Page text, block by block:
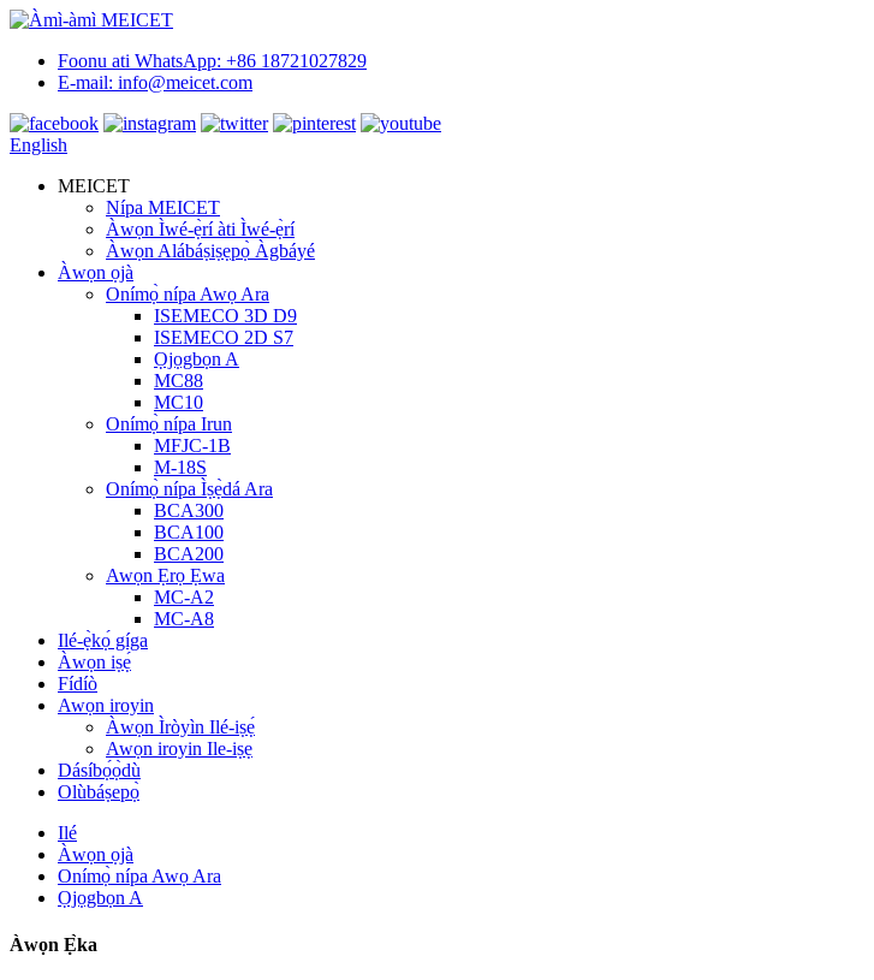
Foonu ati WhatsApp: +86 18721027829
E-mail: info@meicet.com
English
MEICET
Nípa MEICET
Àwọn Ìwé-ẹ̀rí àti Ìwé-ẹ̀rí
Àwọn Alábáṣiṣẹpọ̀ Àgbáyé
Àwọn ọjà
Onímọ̀ nípa Awọ Ara
ISEMECO 3D D9
ISEMECO 2D S7
Ọjọgbọn A
MC88
MC10
Onímọ̀ nípa Irun
MFJC-1B
M-18S
Onímọ̀ nípa Ìṣẹ̀dá Ara
BCA300
BCA100
BCA200
Awọn Ẹrọ Ẹwa
MC-A2
MC-A8
Ilé-ẹ̀kọ́ gíga
Àwọn iṣẹ́
Fídíò
Awọn iroyin
Àwọn Ìròyìn Ilé-iṣẹ́
Awọn iroyin Ile-iṣẹ
Dásíbọ́ọ̀dù
Olùbáṣepọ̀
Ilé
Àwọn ọjà
Onímọ̀ nípa Awọ Ara
Ọjọgbọn A
Àwọn Ẹ̀ka